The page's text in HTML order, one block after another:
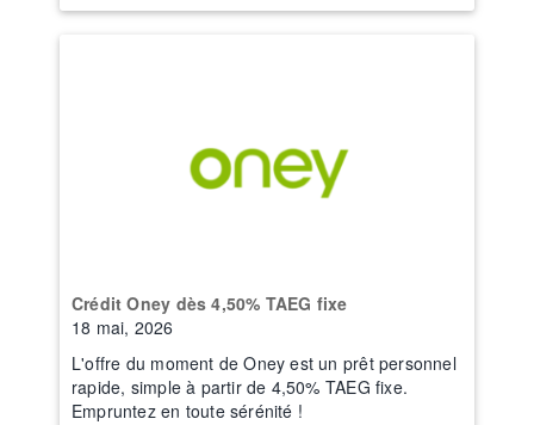
Crédit Oney dès 4,50% TAEG fixe
18 mai, 2026
L'offre du moment de Oney est un prêt personnel
rapide, simple à partir de 4,50% TAEG fixe.
Empruntez en toute sérénité !